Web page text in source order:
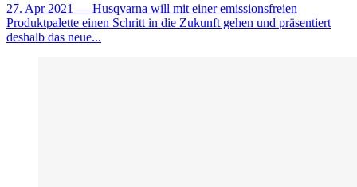
27. Apr 2021 — Husqvarna will mit einer emissionsfreien
Produktpalette einen Schritt in die Zukunft gehen und präsentiert
deshalb das neue...